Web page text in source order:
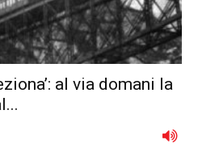
al via domani la